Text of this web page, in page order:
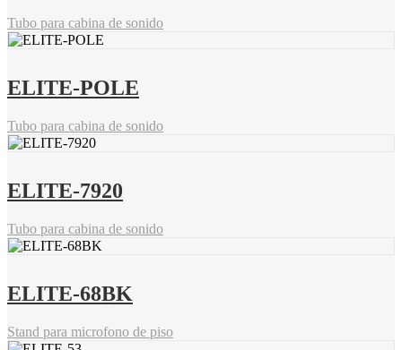
Tubo para cabina de sonido
ELITE-POLE
Tubo para cabina de sonido
ELITE-7920
Tubo para cabina de sonido
ELITE-68BK
Stand para microfono de piso